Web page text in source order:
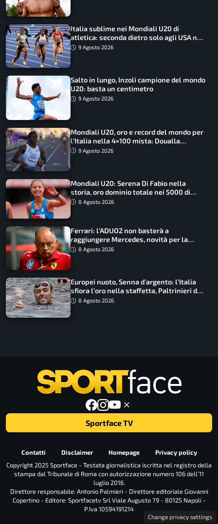
Italia sublime nei Mondiali U20 di
atletica: seconda dietro solo agli USA nel
medagliere
9 Agosto 2026
Salto in lungo, Inzoli campione del mondo
U20: basta un centimetro
9 Agosto 2026
Mondiali U20, oro e record del mondo per
l’Italia nella 4×100 mista: Doualla
straordinaria
9 Agosto 2026
Mondiali U20: Serena Di Fabio nella
storia, oro dominio totale nei 5000 di
marcia
8 Agosto 2026
Ferrari: l’ADUO2 non basterà a
raggiungere Mercedes, novità per la
Macarena
8 Agosto 2026
Europei nuoto, Senna d’argento: l’Italia
sfiora l’oro nella staffetta, Paltrinieri da
urlo, il bilancio azzurro
8 Agosto 2026
Sportface TV
Contatti Disclaimer Homepage
Privacy policy
Copyright 2025 Sportface - Testata giornalistica iscritta nel registro della
stampa dal Tribunale di Roma con autorizzazione numero 106 dell’11
luglio 2016.
Direttore responsabile: Antonio Palmieri - Direttore editoriale Giovanni
Copertino - Editore: Sportfacetv Srl Viale Augusto 79 - 80125 Napoli -
P.Iva 10594191214
Change privacy settings